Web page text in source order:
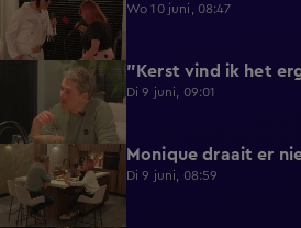
Wo 10 juni, 08:47
"Kerst vind ik het
Di 9 juni, 09:01
0:29 Monique draait er
Di 9 juni, 08:59